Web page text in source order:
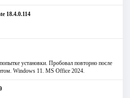
18.4.0.114
установки. Пробовал повторно после
Windows 11. MS Offiсe 2024.